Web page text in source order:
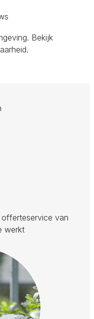
Bekijk
van
werkt